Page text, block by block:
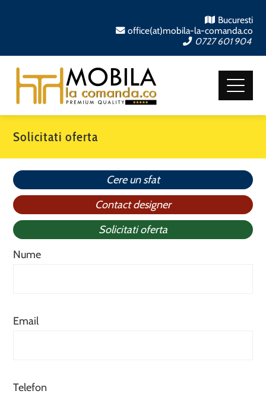
Bucuresti
office(at)mobila-la-comanda.co
0727 601 904
Solicitati oferta
Cere un sfat
Contact designer
Solicitati oferta
Nume
Email
Telefon